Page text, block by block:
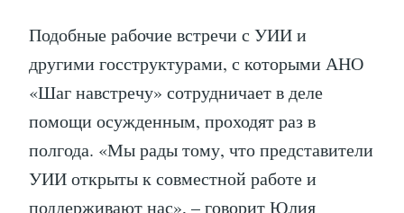
Подобные рабочие встречи с УИИ и
другими госструктурами, с которыми АНО
«Шаг навстречу» сотрудничает в деле
помощи осужденным, проходят раз в
полгода. «Мы рады тому, что представители
УИИ открыты к совместной работе и
поддерживают нас», – говорит Юлия